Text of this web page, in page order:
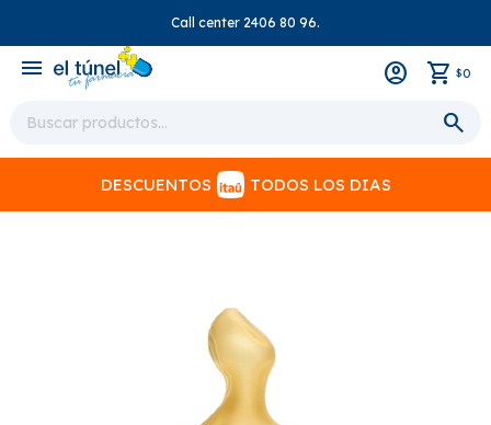
Call center 2406 80 96.
menu $0
DESCUENTOS TODOS LOS DIAS
close